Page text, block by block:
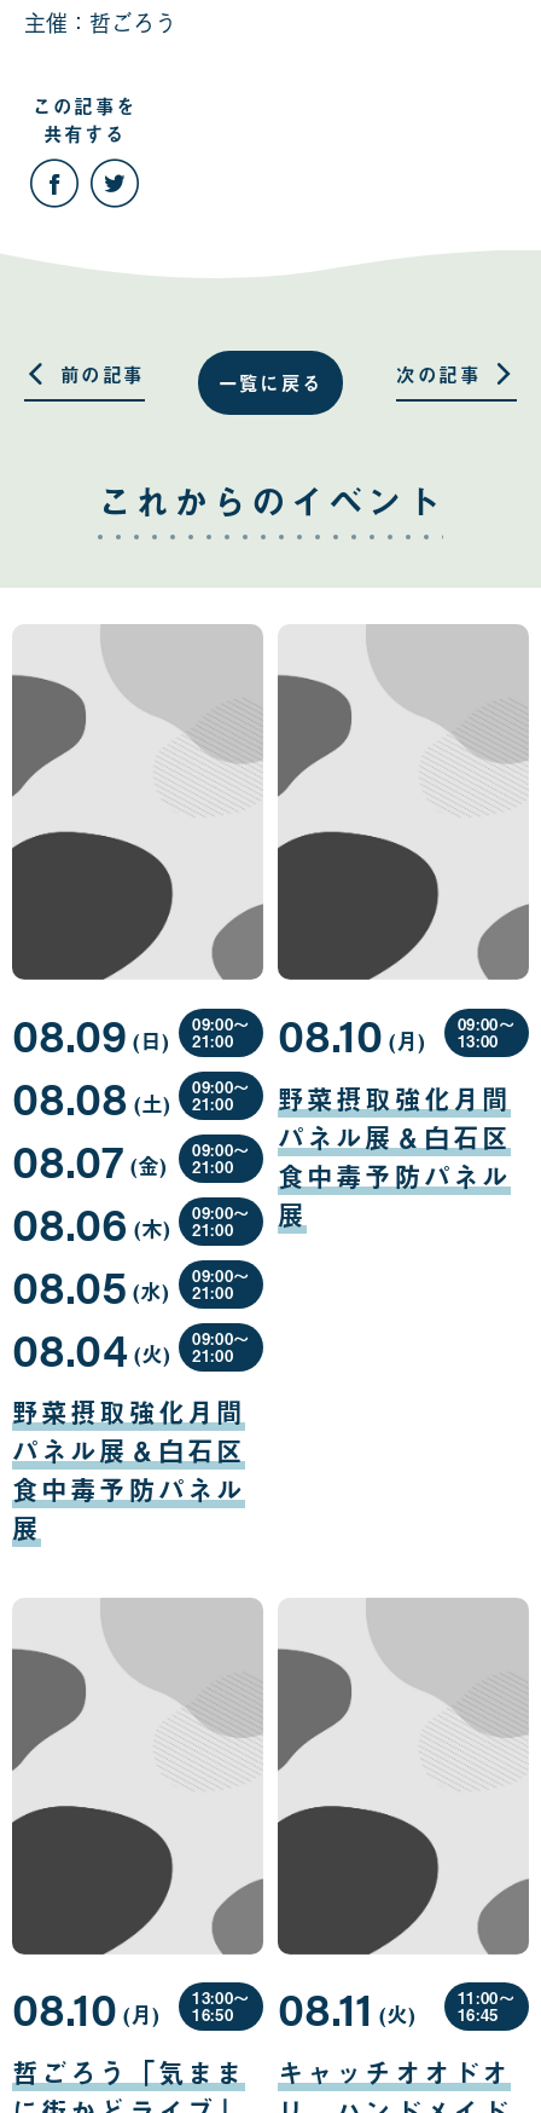
主催：哲ごろう
この記事を
共有する
こ
の
記
Facebook
る
Twitter
る 一覧に戻る
前の記事 次の記事
これからのイベント
野菜摂取強化月間
パネル展＆白石区
食中毒予防パネル
展
08.04
月
04
日
(火曜
日
)
09:00〜
21:00
08.05
月
05
日
(水曜
日
)
09:00〜
21:00
08.06
月
06
日
(木曜
日
)
09:00〜
21:00
08.07
月
07
(金曜
日
)
09:00〜
21:00
08.08
月
08
(土曜
日
)
09:00〜
21:00
08.09
月
09
(日曜
日
)
09:00〜
21:00
野菜摂取強化月間
パネル展＆白石区
食中毒予防パネル
展
08.10
月
10
日
(月曜
日
)
09:00〜
13:00
哲ごろう「気まま
08.10
月
10
日
(月曜
日
)
13:00〜
16:50
キャッチオオドオ
08.11
月
11
日
(火曜
日
)
11:00〜
16:45